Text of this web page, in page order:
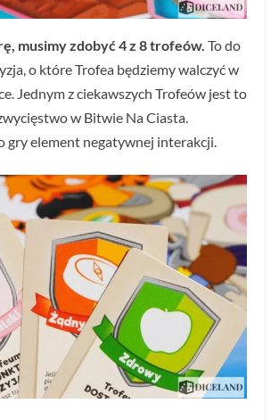
musimy zdobyć 4 z 8 trofeów. To do
o które Trofea będziemy walczyć w
Jednym z ciekawszych Trofeów jest to
w Bitwie Na Ciasta.
gry element negatywnej interakcji.